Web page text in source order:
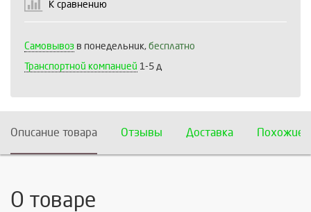
К сравнению
Самовывоз в понедельник, бесплатно
Транспортной компанией 1-5 д
Описание товара Отзывы Доставка Похожие
О товаре